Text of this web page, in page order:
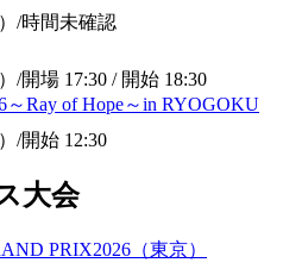
/時間未確認
/開場 17:30 / 開始 18:30
～Ray of Hope～in RYOGOKU
/開始 12:30
大会
PRIX2026（東京）